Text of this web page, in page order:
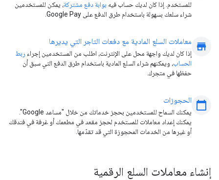
للمستخدم. إذا كان لديك حساب فيه بوابة دفع مشتركة، يمكن للمستخدمين
شراء سلعك بسهولة باستخدام طرق الدفع على Google Pay.
store معاملات السلع المادية مع دفعات التاجر التي يديرها
إذا كان لديك واجهة محل على الإنترنت، اطلب من المستخدمين إجراء ربط
الحساب، ويمكنهم شراء السلع المادية باستخدام طرق الدفع التي سبق أن
حفظها في متجرك.
calendar_today الحجوزات
يمكنك السماح للمستخدمين بحجز خدماتك من خلال "مساعد Google".
يمكنك إعداد معاملات للمستخدم لحجز مقعد في مطعمك أو غرفة في فندقك
أو غيرها من الخدمات المحجوزة التي قد تقدّمها.
إنشاء معاملات السلع الرقمية